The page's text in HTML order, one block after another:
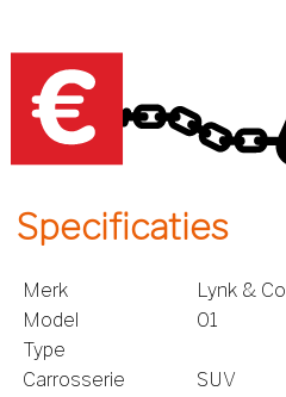
Specificaties
Merk
Lynk & Co
Model
01
Type
Carrosserie
SUV